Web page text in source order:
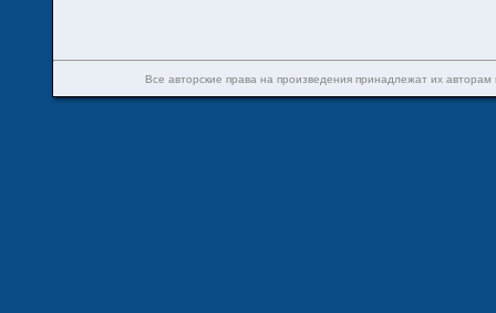
Все авторские права на произведения принадлежат их